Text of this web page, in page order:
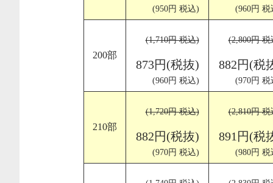
(950円 税込) (960円 税
200部
(1,710円 税込)
873円(税抜)
(960円 税込)
(2,800円 税
882円(税
(970円 税
210部
(1,720円 税込)
882円(税抜)
(970円 税込)
(2,810円 税
891円(税
(980円 税